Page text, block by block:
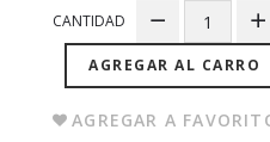
CANTIDAD
AGREGAR AL CARRO
AGREGAR A